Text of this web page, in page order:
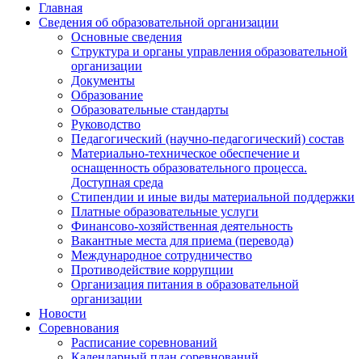
Главная
Сведения об образовательной организации
Основные сведения
Структура и органы управления образовательной
организации
Документы
Образование
Образовательные стандарты
Руководство
Педагогический (научно-педагогический) состав
Материально-техническое обеспечение и
оснащенность образовательного процесса.
Доступная среда
Стипендии и иные виды материальной поддержки
Платные образовательные услуги
Финансово-хозяйственная деятельность
Вакантные места для приема (перевода)
Международное сотрудничество
Противодействие коррупции
Организация питания в образовательной
организации
Новости
Соревнования
Расписание соревнований